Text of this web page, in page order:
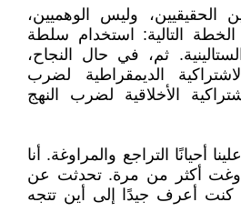
وليس الوهميين،
التالية: استخدام سلطة
ثم، في حال النجاح،
الديمقراطية لضرب
الأخلاقية لضرب النهج
أحيانًا التراجع والمراوغة. أنا
أكثر من مرة. تحدثت عن
كنت أعرف جيدًا إلى أين تتجه